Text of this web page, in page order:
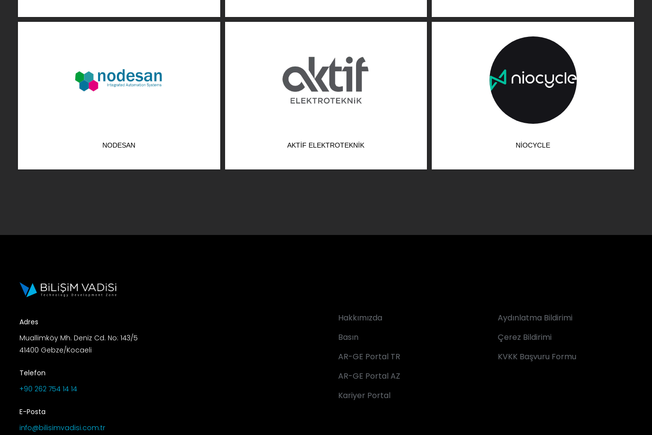
NODESAN AKTIF ELEKTROTEKNIK NIOCYCLE
Adres
Muallimköy Mh. Deniz Cd. No: 143/5
41400 Gebze/Kocaeli
Telefon
+90 262 754 14 14
E-Posta
info@bilisimvadisi.com.tr
Hakkımızda
Basın
AR-GE Portal TR
AR-GE Portal AZ
Kariyer Portal
Aydınlatma Bildirimi
Çerez Bildirimi
KVKK Başvuru Formu